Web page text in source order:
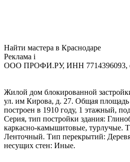
Найти мастера в Краснодаре
Реклама i
ООО ПРОФИ.РУ, ИНН 7714396093,
Жилой дом блокированной
ул. им Кирова, д. 27. Общая
построен в 1910 году, 1 этажный,
Серия, тип постройки здания:
каркасно-камышитовые, турлучые.
Ленточный. Тип перекрытий:
несущих стен: Иные.